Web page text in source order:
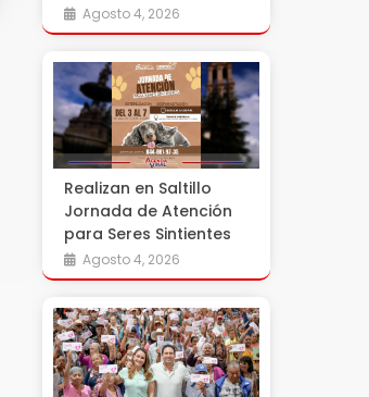
Agosto 4, 2026
Realizan en Saltillo
Jornada de Atención
para Seres Sintientes
Agosto 4, 2026